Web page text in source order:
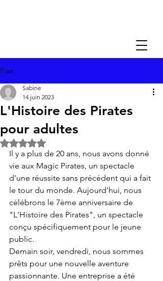
Post
L'Histoire des Pirates
pour adultes
Sabine
14 juin 2023
Noté NaN étoiles sur 5.
Il y a plus de 20 ans, nous avons donné
vie aux Magic Pirates, un spectacle
d'une réussite sans précédent qui a fait
le tour du monde. Aujourd'hui, nous
célébrons le 7ème anniversaire de
"L'Histoire des Pirates", un spectacle
conçu spécifiquement pour le jeune
public.
Demain soir, vendredi, nous sommes
prêts pour une nouvelle aventure
passionnante. Une entreprise a été